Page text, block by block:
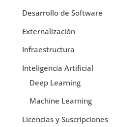
Desarrollo de Software
Externalización
Infraestructura
Inteligencia Artificial
Deep Learning
Machine Learning
Licencias y Suscripciones